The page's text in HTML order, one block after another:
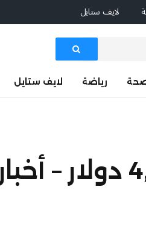
لايف ستايل
رياضة لايف ستايل
تذبذب لأسعار الذهب.. الأوقية عند 4,001 دولار – أخبار